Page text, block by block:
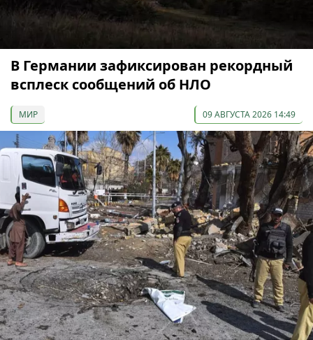
В Германии зафиксирован рекордный
всплеск сообщений об НЛО
МИР 09 АВГУСТА 2026 14:49